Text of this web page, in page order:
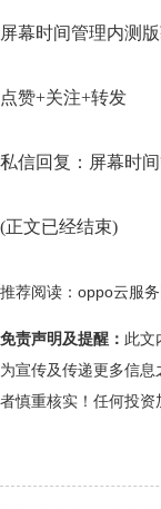
屏幕时间管理内测版
点赞+关注+转发
私信回复：屏幕时
(正文已经结束)
推荐阅读： oppo云服
免责声明及提醒： 此文
为宣传及传递更多信
者慎重核实！任何投资